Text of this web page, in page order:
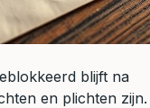
blijft na
en plichten zijn.